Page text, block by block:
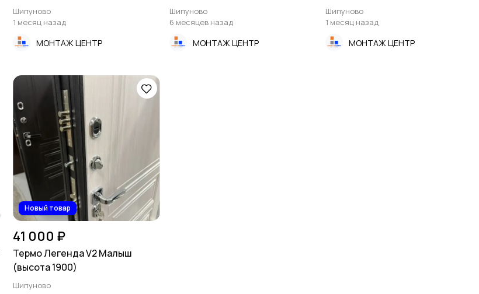
Шипуново
1 месяц назад
МОНТАЖ ЦЕНТР
Шипуново
6 месяцев назад
МОНТАЖ ЦЕНТР
мм
Шипуново
1 месяц назад
МОНТАЖ ЦЕНТР
Новый товар
41 000 ₽
Термо Легенда V2 Малыш
(высота 1900)
Шипуново